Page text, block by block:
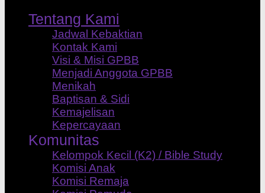
Tentang Kami
Jadwal Kebaktian
Kontak Kami
Visi & Misi GPBB
Menjadi Anggota GPBB
Menikah
Baptisan & Sidi
Kemajelisan
Kepercayaan
Komunitas
Kelompok Kecil (K2) / Bible Study
Komisi Anak
Komisi Remaja